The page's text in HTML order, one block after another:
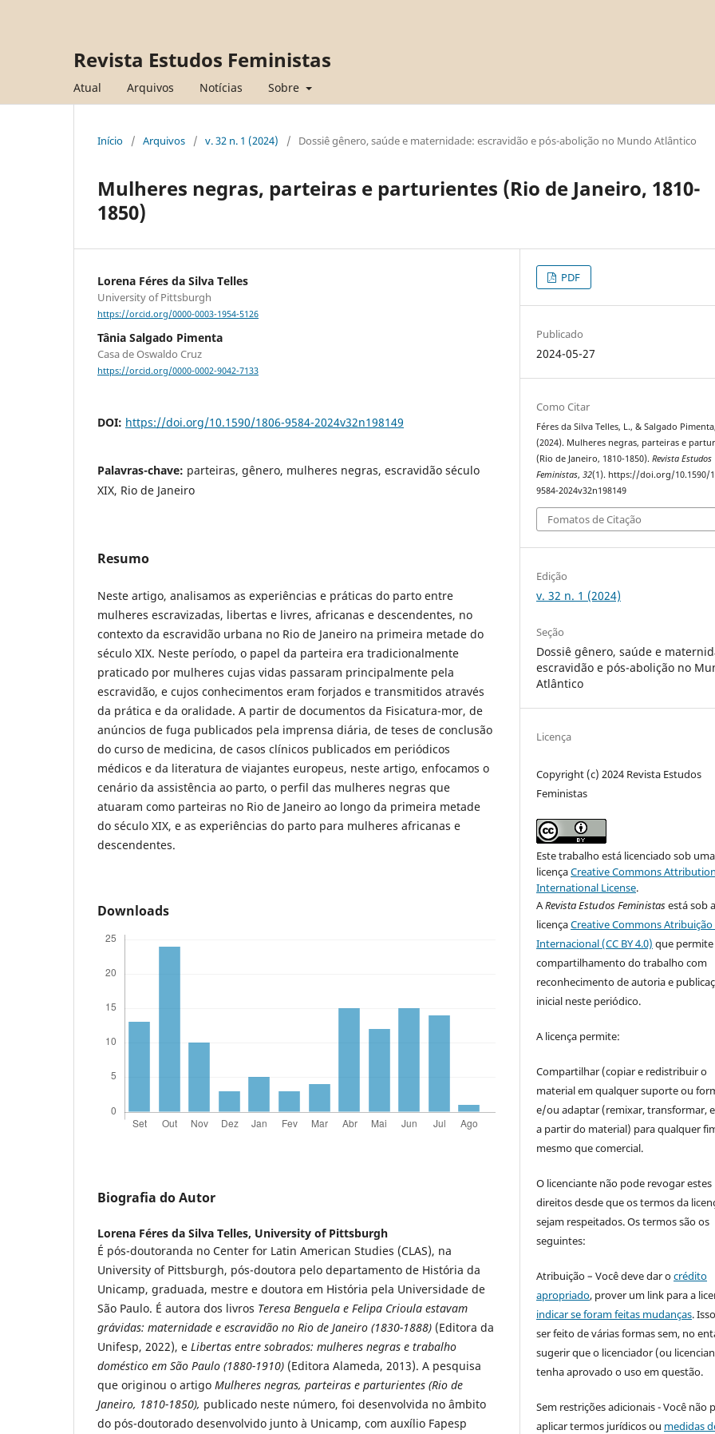
Revista Estudos Feministas
Atual Arquivos Notícias Sobre
Início / Arquivos / v. 32 n. 1 (2024) / Dossiê gênero, saúde e maternidade: escravidão e pós-abolição no Mundo Atlântico
Mulheres negras, parteiras e parturientes (Rio de Janeiro, 1810-
1850)
Lorena Féres da Silva Telles
University of Pittsburgh
https://orcid.org/0000-0003-1954-5126
Tânia Salgado Pimenta
Casa de Oswaldo Cruz
https://orcid.org/0000-0002-9042-7133
DOI: https://doi.org/10.1590/1806-9584-2024v32n198149
Palavras-chave: parteiras, gênero, mulheres negras, escravidão século
XIX, Rio de Janeiro
Resumo
Neste artigo, analisamos as experiências e práticas do parto entre
mulheres escravizadas, libertas e livres, africanas e descendentes, no
contexto da escravidão urbana no Rio de Janeiro na primeira metade do
século XIX. Neste período, o papel da parteira era tradicionalmente
praticado por mulheres cujas vidas passaram principalmente pela
escravidão, e cujos conhecimentos eram forjados e transmitidos através
da prática e da oralidade. A partir de documentos da Fisicatura-mor, de
anúncios de fuga publicados pela imprensa diária, de teses de conclusão
do curso de medicina, de casos clínicos publicados em periódicos
médicos e da literatura de viajantes europeus, neste artigo, enfocamos o
cenário da assistência ao parto, o perfil das mulheres negras que
atuaram como parteiras no Rio de Janeiro ao longo da primeira metade
do século XIX, e as experiências do parto para mulheres africanas e
descendentes.
Downloads
Biografia do Autor
Lorena Féres da Silva Telles, University of Pittsburgh
É pós-doutoranda no Center for Latin American Studies (CLAS), na
University of Pittsburgh, pós-doutora pelo departamento de História da
Unicamp, graduada, mestre e doutora em História pela Universidade de
São Paulo. É autora dos livros Teresa Benguela e Felipa Crioula estavam
grávidas: maternidade e escravidão no Rio de Janeiro (1830-1888) (Editora da
Unifesp, 2022), e Libertas entre sobrados: mulheres negras e trabalho
doméstico em São Paulo (1880-1910) (Editora Alameda, 2013). A pesquisa
que originou o artigo Mulheres negras, parteiras e parturientes (Rio de
Janeiro, 1810-1850), publicado neste número, foi desenvolvida no âmbito
do pós-doutorado desenvolvido junto à Unicamp, com auxílio Fapesp
PDF
Publicado
2024-05-27
Como Citar
Féres da Silva Telles, L., & Salgado
(2024). Mulheres negras, parteiras e
(Rio de Janeiro, 1810-1850).Revista Estudos
Feministas,32(1). https://doi.org/10.1590/
9584-2024v32n198149
Fomatos de Citação
Edição
v. 32 n. 1 (2024)
Seção
Dossiê gênero, saúde e
escravidão e pós-abolição no
Atlântico
Licença
Copyright (c) 2024 Revista Estudos
Feministas
Este trabalho está licenciado sob uma
licençaCreative Commons
International License.
ARevista Estudos Feministasestá sob a
licençaCreative Commons Atribuição
Internacional (CC BY 4.0) que
compartilhamento do trabalho com
reconhecimento de autoria e
inicial neste periódico.
A licença permite:
Compartilhar (copiar e redistribuir o
material em qualquer suporte ou
e/ou adaptar (remixar, transformar,
a partir do material) para qualquer
mesmo que comercial.
O licenciante não pode revogar estes
direitos desde que os termos da
sejam respeitados. Os termos são os
seguintes:
Atribuição – Você deve dar ocrédito
apropriado, prover um link para a
indicar se foram feitas mudanças.
ser feito de várias formas sem, no
sugerir que o licenciador (ou
tenha aprovado o uso em questão.
Sem restrições adicionais - Você não
aplicar termos jurídicos ou medidas